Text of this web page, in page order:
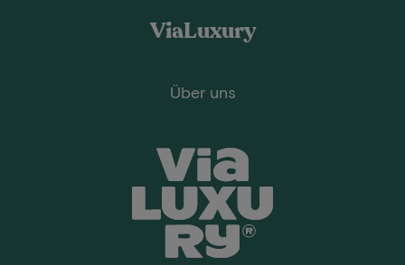
ViaLuxury
Über uns